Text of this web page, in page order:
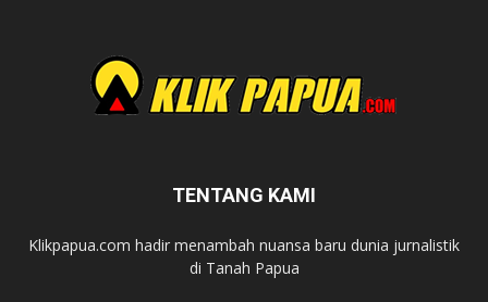
TENTANG KAMI
Klikpapua.com hadir menambah nuansa baru dunia jurnalistik
di Tanah Papua